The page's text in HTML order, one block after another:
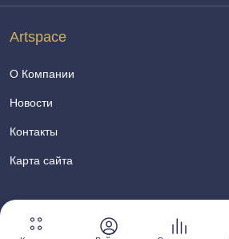
Artspace
О Компании
Новости
Контакты
Карта сайта